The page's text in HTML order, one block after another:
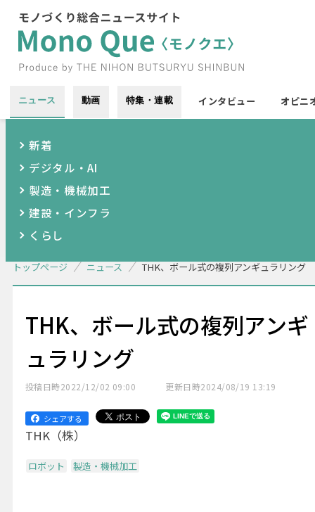
ニュース 動画 特集・連載 インタビュー オピニ
新着
デジタル・AI
製造・機械加工
建設・インフラ
くらし
トップページ ニュース THK、ボール式の複列アンギュラリング
THK、ボール式の複列アンギ
ュラリング
投稿日時2022/12/02 09:00 更新日時2024/08/19 13:19
シェアする
THK（株）
ロボット 製造・機械加工